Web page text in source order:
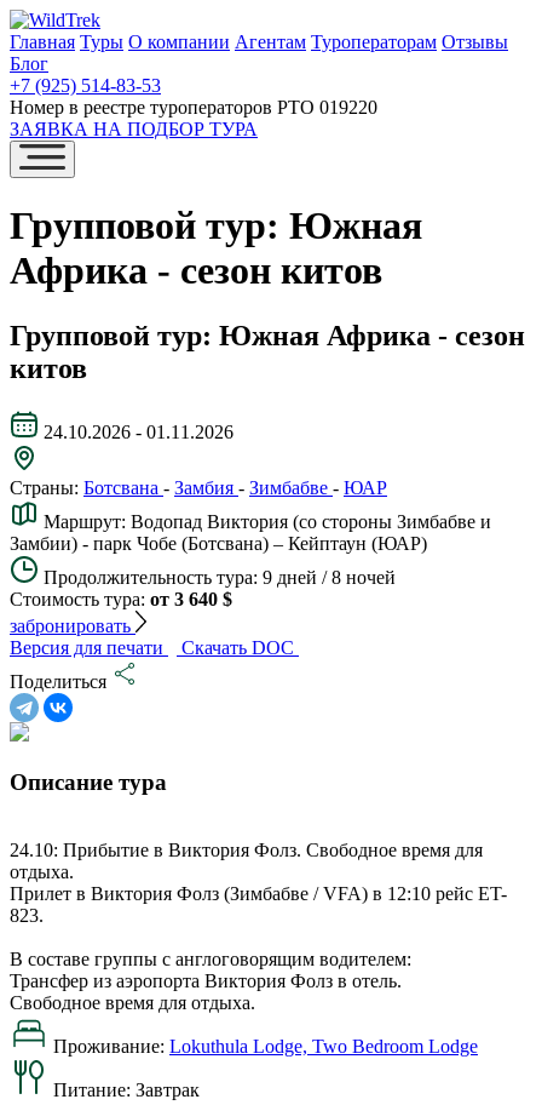
Главная Туры О компании Агентам Туроператорам Отзывы
Блог
+7 (925) 514-83-53
Номер в реестре туроператоров РТО 019220
ЗАЯВКА НА ПОДБОР ТУРА
Групповой тур: Южная
Африка - сезон китов
Групповой тур: Южная Африка - сезон
китов
24.10.2026 - 01.11.2026
Страны: Ботсвана - Замбия - Зимбабве - ЮАР
Маршрут: Водопад Виктория (со стороны Зимбабве и
Замбии) - парк Чобе (Ботсвана) – Кейптаун (ЮАР)
Продолжительность тура: 9 дней / 8 ночей
Стоимость тура: от 3 640 $
забронировать
Версия для печати
Скачать DOC
Поделиться
Описание тура
24.10: Прибытие в Виктория Фолз. Свободное время для
отдыха.
Прилет в Виктория Фолз (Зимбабве / VFA) в 12:10 рейс ET-
823.
В составе группы с англоговорящим водителем:
Трансфер из аэропорта Виктория Фолз в отель.
Свободное время для отдыха.
Проживание: Lokuthula Lodge, Two Bedroom Lodge
Питание: Завтрак